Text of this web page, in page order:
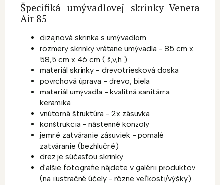
Špecifiká umývadlovej skrinky Venera
Air 85
dizajnová skrinka s umývadlom
rozmery skrinky vrátane umývadla - 85 cm x
58,5 cm x 46 cm ( š,v,h )
materiál skrinky - drevotriesková doska
povrchová úprava - drevo, biela
materiál umývadla - kvalitná sanitárna
keramika
vnútorná štruktúra - 2x zásuvka
konštrukcia - nástenné konzoly
jemné zatváranie zásuviek - pomalé
zatváranie (bezhlučné)
drez je súčasťou skrinky
ďalšie fotografie nájdete v galérii produktov
(na ilustračné účely - rôzne veľkosti/výšky)